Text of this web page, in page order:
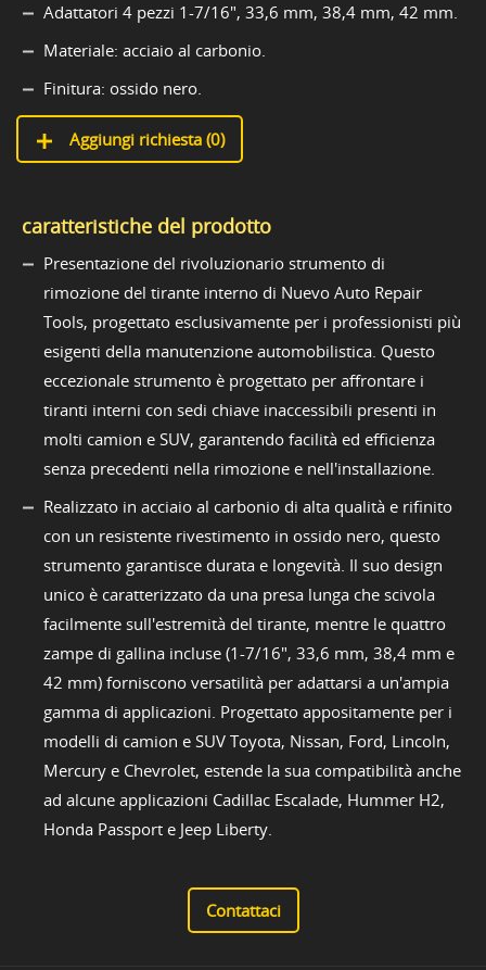
Adattatori 4 pezzi 1-7/16", 33,6 mm, 38,4 mm, 42 mm.
Materiale: acciaio al carbonio.
Finitura: ossido nero.
Aggiungi richiesta (0)
caratteristiche del prodotto
Presentazione del rivoluzionario strumento di
rimozione del tirante interno di Nuevo Auto Repair
Tools, progettato esclusivamente per i professionisti più
esigenti della manutenzione automobilistica. Questo
eccezionale strumento è progettato per affrontare i
tiranti interni con sedi chiave inaccessibili presenti in
molti camion e SUV, garantendo facilità ed efficienza
senza precedenti nella rimozione e nell'installazione.
Realizzato in acciaio al carbonio di alta qualità e rifinito
con un resistente rivestimento in ossido nero, questo
strumento garantisce durata e longevità. Il suo design
unico è caratterizzato da una presa lunga che scivola
facilmente sull'estremità del tirante, mentre le quattro
zampe di gallina incluse (1-7/16", 33,6 mm, 38,4 mm e
42 mm) forniscono versatilità per adattarsi a un'ampia
gamma di applicazioni. Progettato appositamente per i
modelli di camion e SUV Toyota, Nissan, Ford, Lincoln,
Mercury e Chevrolet, estende la sua compatibilità anche
ad alcune applicazioni Cadillac Escalade, Hummer H2,
Honda Passport e Jeep Liberty.
Contattaci